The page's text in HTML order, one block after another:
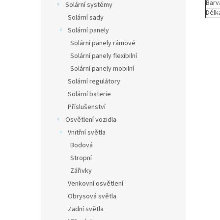
Solární systémy
Solární sady
Solární panely
Solární panely rámové
Solární panely flexibilní
Solární panely mobilní
Solární regulátory
Solární baterie
Příslušenství
Osvětlení vozidla
Vnitřní světla
Bodová
Stropní
Zářivky
Venkovní osvětlení
Obrysová světla
Zadní světla